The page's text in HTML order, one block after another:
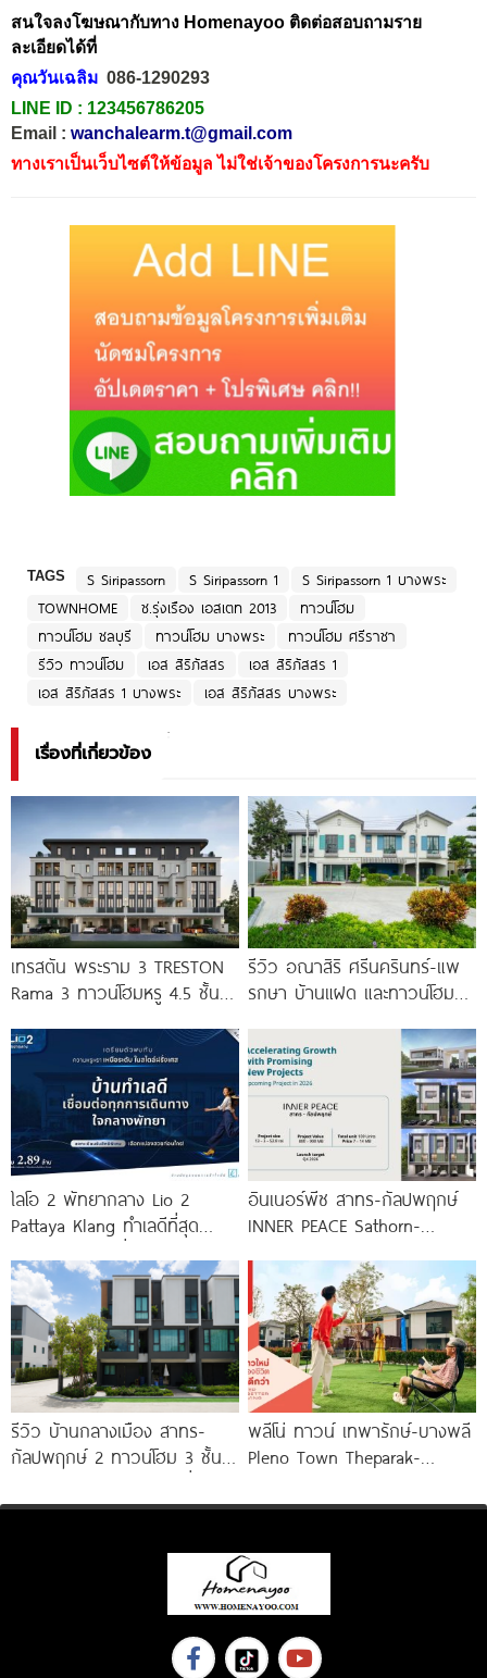
สนใจลงโฆษณากับทาง Homenayoo ติดต่อสอบถามราย
ละเอียดได้ที่
คุณวันเฉลิม 086-1290293
LINE ID : 123456786205
Email : wanchalearm.t@gmail.com
ทางเราเป็นเว็บไซต์ให้ข้อมูล ไม่ใช่เจ้าของโครงการนะครับ
TAGS S Siripassorn S Siripassorn 1
S Siripassorn 1 บางพระ
TOWNHOME
ช.รุ่งเรือง เอสเตท 2013
ทาวน์โฮม
ทาวน์โฮม ชลบุรี
ทาวน์โฮม บางพระ
ทาวน์โฮม ศรีราชา
รีวิว ทาวน์โฮม
เอส สิริภัสสร
เอส สิริภัสสร 1
เอส สิริภัสสร 1 บางพระ
เอส สิริภัสสร บางพระ
เรื่องที่เกี่ยวข้อง
เทรสตัน พระราม 3 TRESTON
Rama 3 ทาวน์โฮมหรู 4.5 ชั้น
รีวิว อณาสิริ ศรีนครินทร์-แพ
รกษา บ้านแฝด และทาวน์โฮม
ทางด่วน และ BTS แพรกษา
ไลโอ 2 พัทยากลาง Lio 2
Pattaya Klang ทำเลดีที่สุด
เดินทาง
อินเนอร์พีซ สาทร-กัลปพฤกษ์
INNER PEACE Sathorn-
บ้านแฝด 3 ชั้น ใหม่
รีวิว บ้านกลางเมือง สาทร-
กัลปพฤกษ์ 2 ทาวน์โฮม 3 ชั้น
สาทร เพียง
พลีโน่ ทาวน์ เทพารักษ์-บางพลี
Pleno Town Theparak-
ใหม่จาก AP เริ่ม 1.xx